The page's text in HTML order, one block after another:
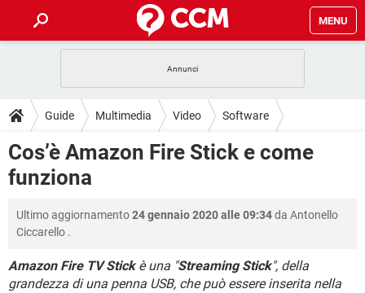
MENU
INTRATTENIMENTO ANDROID
iOS WINDOWS 10
INSTAGRAM
HARDWARE
GUIDE
COVID-19 GAMING
INTRATTENIMENTO ANDROID
INSTAGRAM WHATSAPP
HARDWARE
DOWNLOAD
COVID-19
iOS
INSTAGRAM WHATSAPP
TIKTOK FACEBOOK
FORUM
COVID-19 GAMING
iOS WINDOWS 10
GLOSSARIO
GAMING
INTRATTENIMENTO ANDROID
Guide Multimedia Video Software
Cos’è Amazon Fire Stick e come
funziona
Ultimo aggiornamento24 gennaio 2020 alle 09:34da Antonello
Ciccarello .
Amazon Fire TV Stickè una "Streaming Stick", della
grandezza di una penna USB, che può essere inserita nella